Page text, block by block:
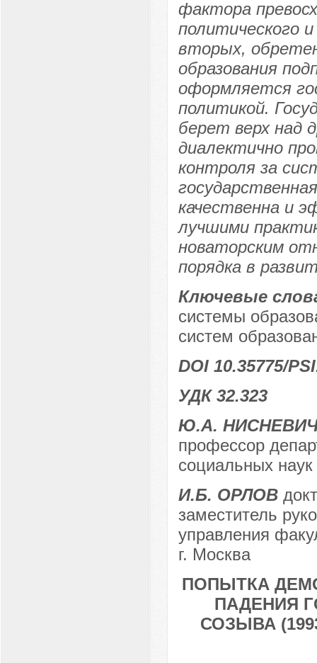
фактора
политического
вторых,
образования
оформляется
политикой.
берет верх над
диалектично
контроля за
качественна и
лучшими
новаторским
порядка в
Ключевые
системы
систем
DOI 10.35775/
УДК 32.323
Ю.А.
профессор
социальных
И.Б. ОРЛОВ
заместитель
управления
г. Москва
ПОПЫТКА
ПАДЕНИЯ
СОЗЫВА